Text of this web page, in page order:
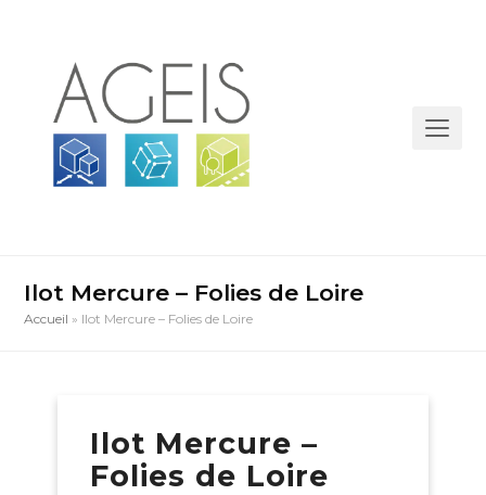
Ilot Mercure – Folies de Loire
Accueil » Ilot Mercure – Folies de Loire
Ilot Mercure –
Folies de Loire